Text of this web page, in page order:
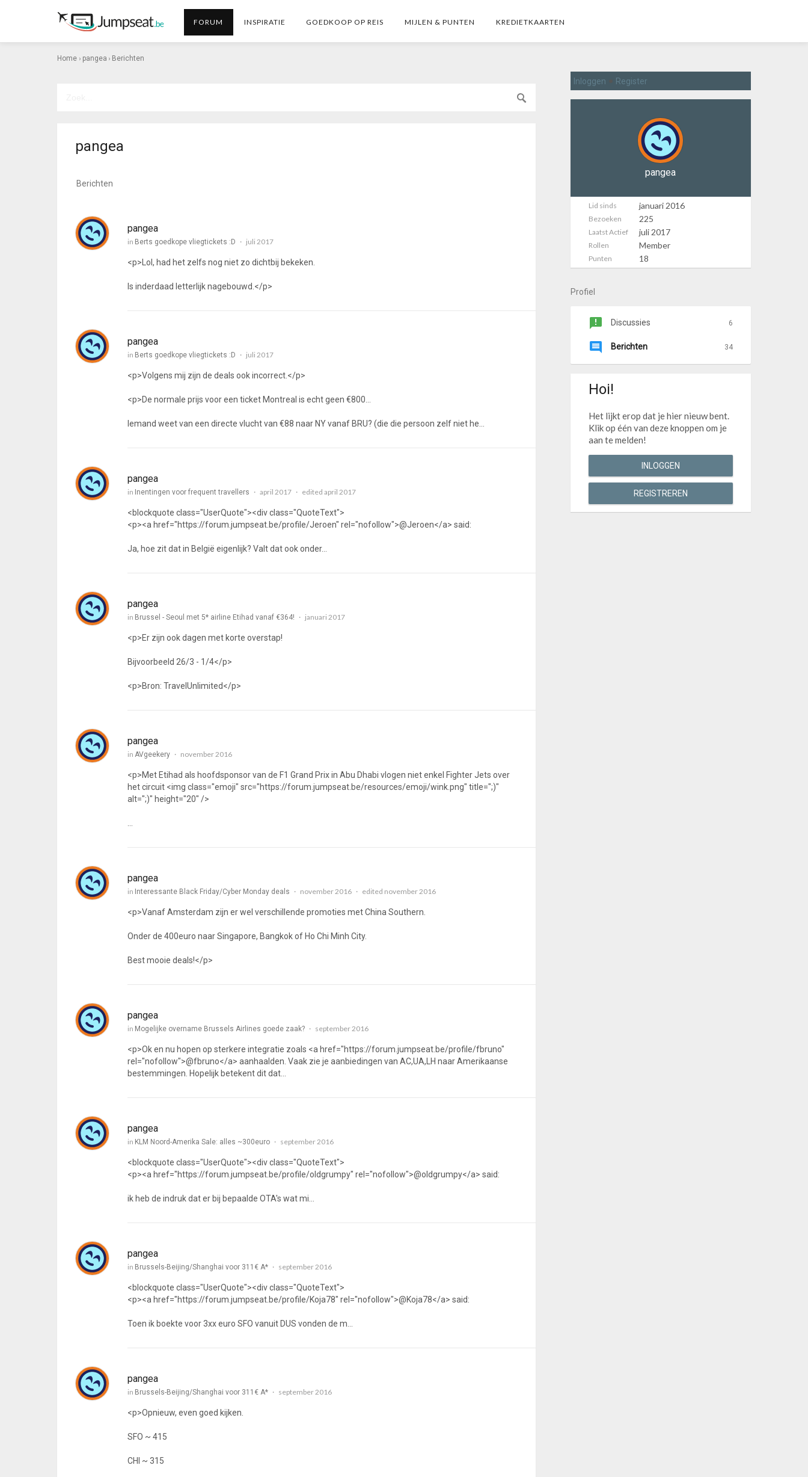
FORUM INSPIRATIE GOEDKOOP OP REIS MIJLEN & PUNTEN KREDIETKAARTEN
Home › pangea › Berichten
pangea
Berichten
pangea
in Berts goedkope vliegtickets :D juli 2017
<p>Lol, had het zelfs nog niet zo dichtbij bekeken.
Is inderdaad letterlijk nagebouwd.</p>
pangea
in Berts goedkope vliegtickets :D juli 2017
<p>Volgens mij zijn de deals ook incorrect.</p>
<p>De normale prijs voor een ticket Montreal is echt geen €800...
Iemand weet van een directe vlucht van €88 naar NY vanaf BRU? (die die persoon zelf niet he…
pangea
in Inentingen voor frequent travellers april 2017 edited april 2017
<blockquote class="UserQuote"><div class="QuoteText">
<p><a href="https://forum.jumpseat.be/profile/Jeroen" rel="nofollow">@Jeroen</a> said:
Ja, hoe zit dat in België eigenlijk? Valt dat ook onder…
pangea
in Brussel - Seoul met 5* airline Etihad vanaf €364! januari 2017
<p>Er zijn ook dagen met korte overstap!
Bijvoorbeeld 26/3 - 1/4</p>
<p>Bron: TravelUnlimited</p>
pangea
in AVgeekery november 2016
<p>Met Etihad als hoofdsponsor van de F1 Grand Prix in Abu Dhabi vlogen niet enkel Fighter Jets over
het circuit <img class="emoji" src="https://forum.jumpseat.be/resources/emoji/wink.png" title=";)"
alt=";)" height="20" />
pangea
in Interessante Black Friday/Cyber Monday deals november 2016 edited november 2016
<p>Vanaf Amsterdam zijn er wel verschillende promoties met China Southern.
Onder de 400euro naar Singapore, Bangkok of Ho Chi Minh City.
Best mooie deals!</p>
pangea
in Mogelijke overname Brussels Airlines goede zaak? september 2016
<p>Ok en nu hopen op sterkere integratie zoals <a href="https://forum.jumpseat.be/profile/fbruno"
rel="nofollow">@fbruno</a> aanhaalden. Vaak zie je aanbiedingen van AC,UA,LH naar Amerikaanse
bestemmingen. Hopelijk betekent dit dat…
pangea
in KLM Noord-Amerika Sale: alles ~300euro september 2016
<blockquote class="UserQuote"><div class="QuoteText">
<p><a href="https://forum.jumpseat.be/profile/oldgrumpy" rel="nofollow">@oldgrumpy</a> said:
ik heb de indruk dat er bij bepaalde OTA's wat mi…
pangea
in Brussels-Beijing/Shanghai voor 311€ A* september 2016
<blockquote class="UserQuote"><div class="QuoteText">
<p><a href="https://forum.jumpseat.be/profile/Koja78" rel="nofollow">@Koja78</a> said:
Toen ik boekte voor 3xx euro SFO vanuit DUS vonden de m…
pangea
in Brussels-Beijing/Shanghai voor 311€ A* september 2016
<p>Opnieuw, even goed kijken.
SFO ~ 415
CHI ~ 315
Inloggen Register
pangea
Lid sinds januari 2016
Bezoeken 225
Laatst Actief juli 2017
Rollen Member
Punten 18
Profiel
Discussies 6
Berichten 34
Hoi!
Het lijkt erop dat je hier nieuw bent.
Klik op één van deze knoppen om je
aan te melden!
INLOGGEN
REGISTREREN